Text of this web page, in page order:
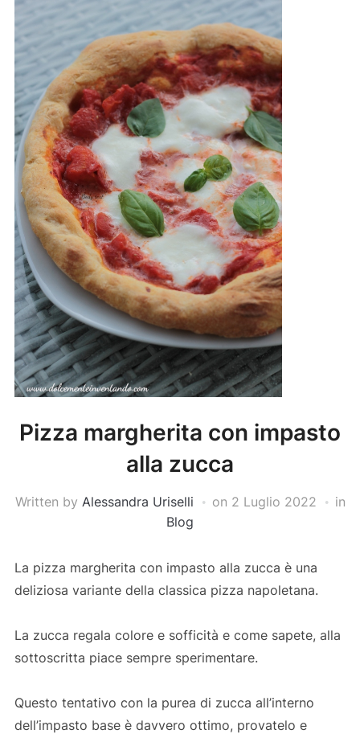
Pizza margherita con impasto
alla zucca
Written by Alessandra Uriselli on 2 Luglio 2022
in
Blog
La pizza margherita con impasto alla zucca è una
deliziosa variante della classica pizza napoletana.
La zucca regala colore e sofficità e come sapete, alla
sottoscritta piace sempre sperimentare.
Questo tentativo con la purea di zucca all’interno
dell’impasto base è davvero ottimo, provatelo e